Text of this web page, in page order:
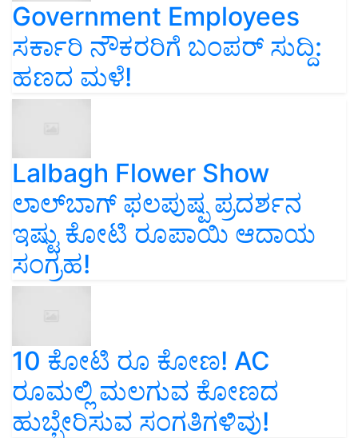
Government Employees
ಸರ್ಕಾರಿ ನೌಕರರಿಗೆ ಬಂಪರ್‌ ಸುದ್ದಿ:
ಹಣದ ಮಳೆ!
Lalbagh Flower Show
ಲಾಲ್‌ಬಾಗ್ ಫಲಪುಷ್ಪ ಪ್ರದರ್ಶನ
ಇಷ್ಟು ಕೋಟಿ ರೂಪಾಯಿ ಆದಾಯ
ಸಂಗ್ರಹ!
10 ಕೋಟಿ ರೂ ಕೋಣ! AC
ರೂಮಲ್ಲಿ ಮಲಗುವ ಕೋಣದ
ಹುಬ್ಬೇರಿಸುವ ಸಂಗತಿಗಳಿವು!